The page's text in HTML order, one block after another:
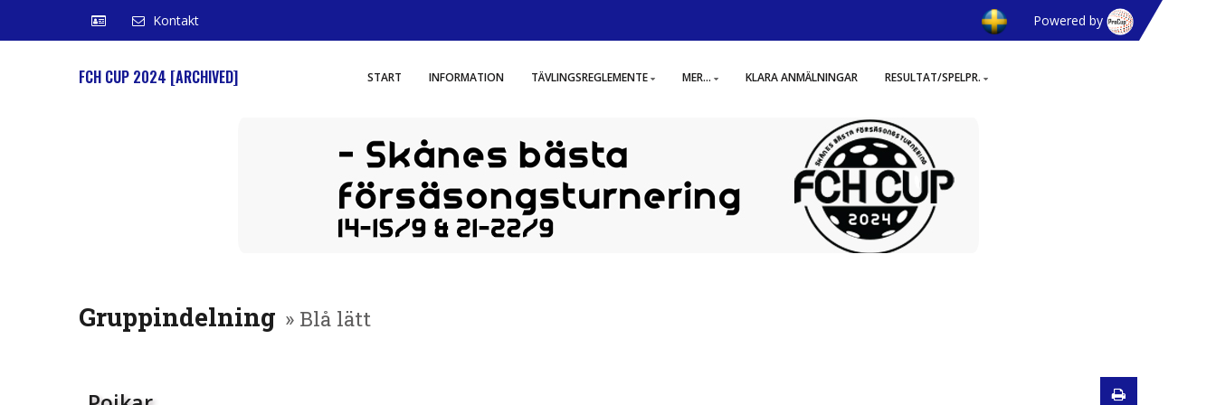
Kontakt Powered by
FCH CUP 2024 [ARCHIVED] START INFORMATION TÄVLINGSREGLEMENTE MER... KLARA ANMÄLNINGAR RESULTAT/SPELPR.
Gruppindelning » Blå lätt